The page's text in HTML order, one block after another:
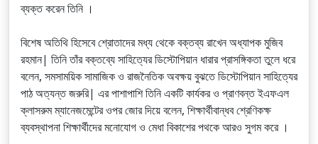
ব্যক্ত করেন তিনি ।
বিশেষ অতিথি হিসেবে শ্রোতাদের মধ্য থেকে বক্তব্য রাখেন অধ্যাপক মুজিব
রহমান| তিনি তাঁর বক্তব্যে সাহিত্যের ডিস্টোপিয়ান ধারার প্রাসঙ্গিকতা তুলে ধরে
বলেন, সমসাময়িক সামাজিক ও রাজনৈতিক অবক্ষয় বুঝতে ডিস্টোপিয়ান সাহিত্যের
পাঠ অত্যন্ত জরুরি| এর পাশাপাশি তিনি একটি কার্যকর ও প্রাণবন্ত ইএফএল
ক্লাসরুম ম্যানেজমেন্টের ওপর জোর দিয়ে বলেন, শিক্ষার্থীবান্ধব শ্রেণিকক্ষ
ব্যবস্থাপনা শিক্ষার্থীদের মনোযোগ ও মেধা বিকাশের পথকে আরও সুগম করে ।